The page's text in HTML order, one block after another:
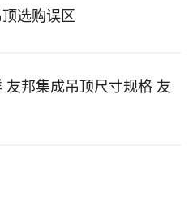
选购误区
邦集成吊顶尺寸规格 友